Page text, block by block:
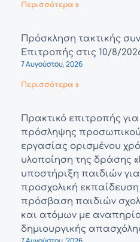
Περισσότερα »
Πρόσκληση τακτικής
Επιτροπής στις 10/8/
7 Αυγούστου, 2026
Περισσότερα »
Πρακτικό επιτροπής
πρόσληψης
εργασίας ορισμένου
υλοποίηση της δράσης
υποστήριξη παιδιών
προσχολική
πρόσβαση παιδιών
και ατόμων με
δημιουργικής